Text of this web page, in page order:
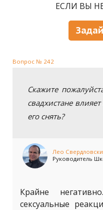
ЕСЛИ ВЫ
Вопрос № 242
Скажите
свадхистане
его снять?
Лео
Руководитель
Крайне
сексуальные